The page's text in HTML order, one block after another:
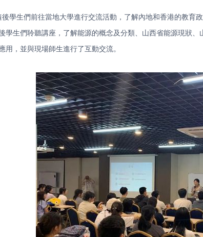
後學生們前往當地大學進行交流活動，了解內地和香港的教育
學生們聆聽講座，了解能源的概念及分類、山西省能源現狀
用，並與現場師生進行了互動交流。